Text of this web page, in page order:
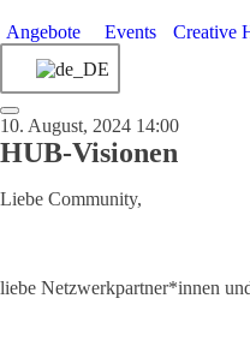
Angebote Events Creative
10. August, 2024 14:00
HUB-Visionen
Liebe Community,
liebe Netzwerkpartner*innen